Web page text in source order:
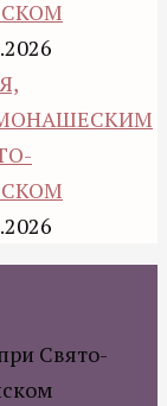
Свято-